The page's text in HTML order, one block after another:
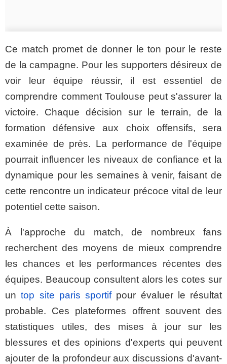
Ce match promet de donner le ton pour le reste
de la campagne. Pour les supporters désireux de
voir leur équipe réussir, il est essentiel de
comprendre comment Toulouse peut s'assurer la
victoire. Chaque décision sur le terrain, de la
formation défensive aux choix offensifs, sera
examinée de près. La performance de l'équipe
pourrait influencer les niveaux de confiance et la
dynamique pour les semaines à venir, faisant de
cette rencontre un indicateur précoce vital de leur
potentiel cette saison.
À l'approche du match, de nombreux fans
recherchent des moyens de mieux comprendre
les chances et les performances récentes des
équipes. Beaucoup consultent alors les cotes sur
untop site paris sportifpour évaluer le résultat
probable. Ces plateformes offrent souvent des
statistiques utiles, des mises à jour sur les
blessures et des opinions d'experts qui peuvent
ajouter de la profondeur aux discussions d'avant-